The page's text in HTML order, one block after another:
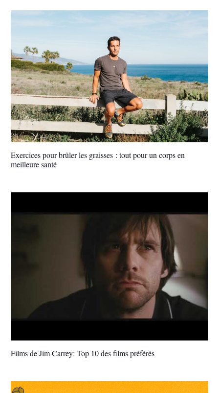
Exercices pour brûler les graisses : tout pour un corps en
meilleure santé
Films de Jim Carrey: Top 10 des films préférés